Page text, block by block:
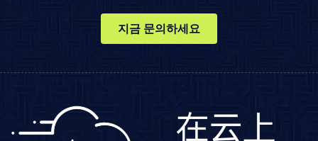
지금 문의하세요